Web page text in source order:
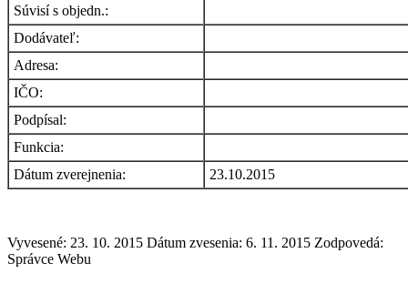
Súvisí s objedn.:
Dodávateľ:
Adresa:
IČO:
Podpísal:
Funkcia:
Dátum zverejnenia:
23.10.2015
Vyvesené: 23. 10. 2015 Dátum zvesenia: 6. 11. 2015 Zodpovedá:
Správce Webu